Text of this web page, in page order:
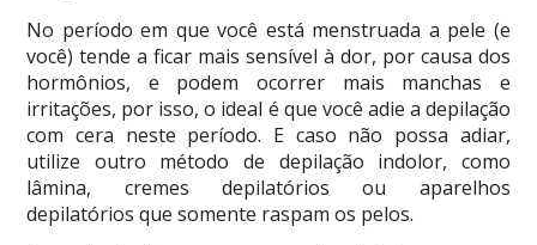
No período em que você está menstruada a pele (e
você) tende a ficar mais sensível à dor, por causa dos
hormônios, e podem ocorrer mais manchas e
irritações, por isso, o ideal é que você adie a depilação
com cera neste período. E caso não possa adiar,
utilize outro método de depilação indolor, como
lâmina, cremes depilatórios ou aparelhos
depilatórios que somente raspam os pelos.